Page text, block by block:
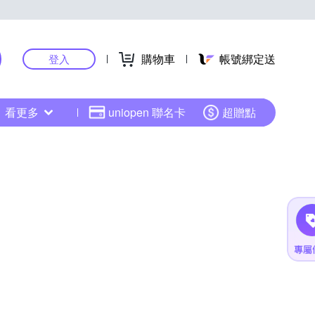
登入 購物車 帳號綁定送
看更多 uniopen 聯名卡 超贈點